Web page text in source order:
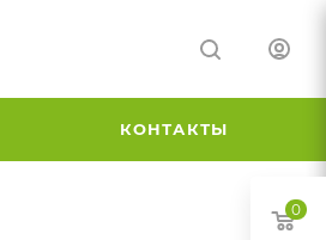
КОНТАКТЫ
0